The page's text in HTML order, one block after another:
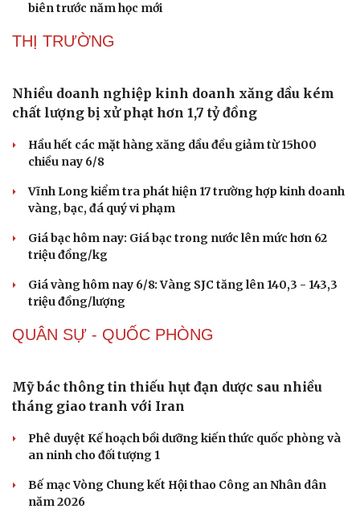
Sức khỏe
Cây thuốc
Sản phụ khoa
Nhi khoa
Nam khoa
Làm đẹp - giảm cân
Phòng mạch online
Ăn sạch sống khỏe
Blog
biên trước năm học mới
THỊ TRƯỜNG
Nhiều doanh nghiệp kinh doanh xăng dầu kém
chất lượng bị xử phạt hơn 1,7 tỷ đồng
Hầu hết các mặt hàng xăng dầu đều giảm từ 15h00
chiều nay 6/8
Vĩnh Long kiểm tra phát hiện 17 trường hợp kinh doanh
vàng, bạc, đá quý vi phạm
Giá bạc hôm nay: Giá bạc trong nước lên mức hơn 62
triệu đồng/kg
Giá vàng hôm nay 6/8: Vàng SJC tăng lên 140,3 - 143,3
triệu đồng/lượng
QUÂN SỰ - QUỐC PHÒNG
Mỹ bác thông tin thiếu hụt đạn dược sau nhiều
tháng giao tranh với Iran
Phê duyệt Kế hoạch bồi dưỡng kiến thức quốc phòng và
an ninh cho đối tượng 1
Bế mạc Vòng Chung kết Hội thao Công an Nhân dân
năm 2026